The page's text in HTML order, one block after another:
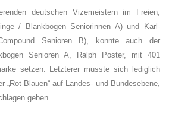
deutschen Vizemeistern im Freien,
/ Blankbogen Seniorinnen A) und Karl-
Senioren B), konnte auch der
Senioren A, Ralph Poster, mit 401
setzen. Letzterer musste sich lediglich
„Rot-Blauen“ auf Landes- und Bundesebene,
geben.